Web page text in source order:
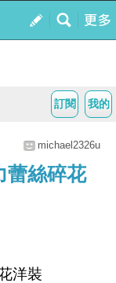
我的
訂閱
michael2326u
蕾絲碎花
洋裝